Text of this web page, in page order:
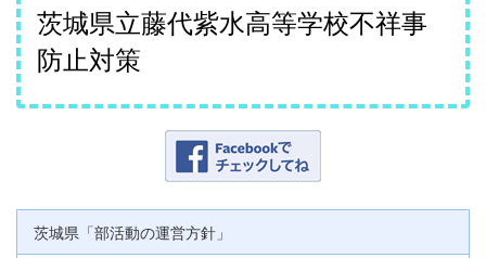
茨城県立藤代紫水高等学校不祥事
防止対策
茨城県「部活動の運営方針」